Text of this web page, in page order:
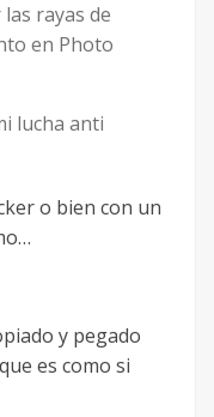
rayas de
en Photo
lucha anti
o bien con un
y pegado
es como si